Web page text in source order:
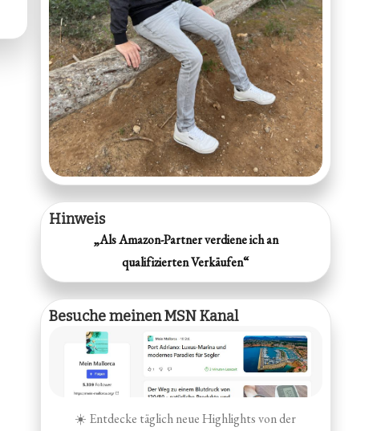
Hinweis
„Als Amazon-Partner verdiene ich an
qualifizierten Verkäufen“
Besuche meinen MSN Kanal
☀️ Entdecke täglich neue Highlights von der